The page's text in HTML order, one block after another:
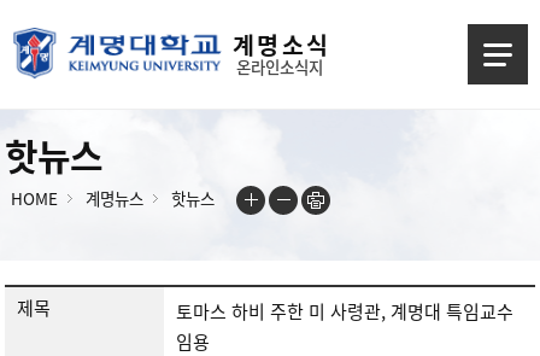
계 명 소 식
온라인소식지
핫뉴스
HOME 계명뉴스 핫뉴스
제목
토마스 하비 주한 미 사령관, 계명대 특임교수
임용